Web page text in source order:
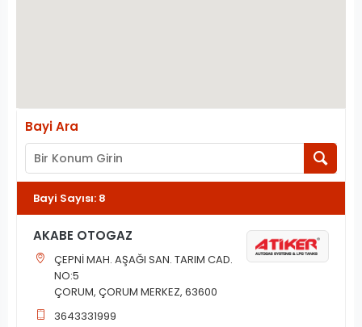
Bayi Ara
Bayi Sayısı: 8
AKABE OTOGAZ
ÇEPNİ MAH. AŞAĞI SAN. TARIM CAD.
NO:5
ÇORUM, ÇORUM MERKEZ, 63600
3643331999